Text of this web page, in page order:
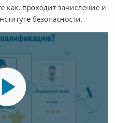
как, проходит зачисление и
безопасности.